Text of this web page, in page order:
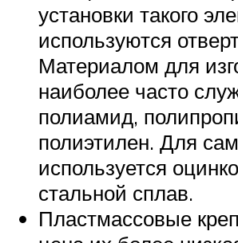
установки такого
используются
Материалом для
наиболее часто
полиамид,
полиэтилен. Для
используется
стальной сплав.
Пластмассовые